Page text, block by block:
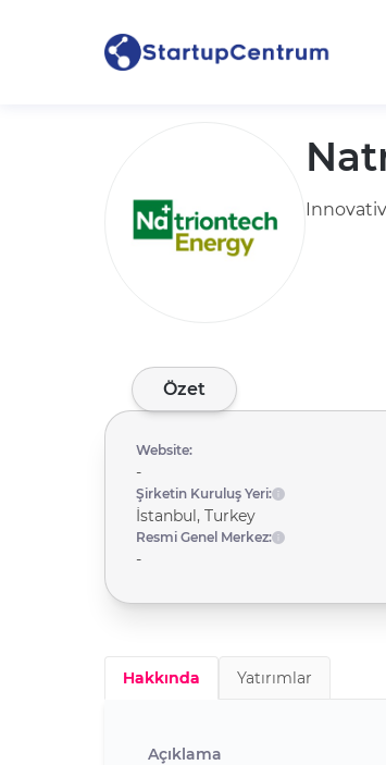
Özet
Website:
-
Şirketin Kuruluş Yeri:
İstanbul, Turkey
Resmi Genel Merkez:
-
Hakkında Yatırımlar
Açıklama